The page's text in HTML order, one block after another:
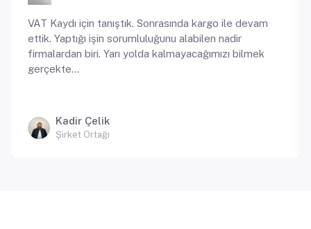
VAT Kaydı için tanıştık. Sonrasında kargo ile devam
ettik. Yaptığı işin sorumluluğunu alabilen nadir
firmalardan biri. Yarı yolda kalmayacağımızı bilmek
gerçekte...
Kadir Çelik
Şirket Ortağı